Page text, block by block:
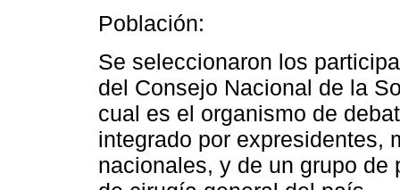
Población:
Se seleccionaron los
del Consejo Nacional de la
cual es el organismo de
integrado por expresidentes,
nacionales, y de un grupo de